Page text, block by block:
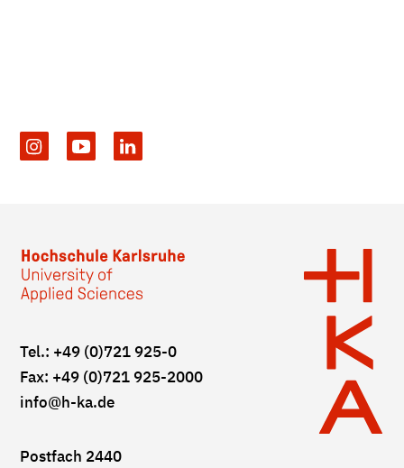
Tel.: +49 (0)721 925-0
Fax: +49 (0)721 925-2000
info@h-ka.de
Postfach 2440